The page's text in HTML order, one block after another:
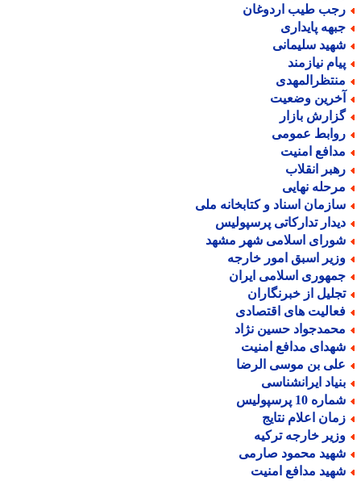
طیب اردوغان
پایداری
سلیمانی
نیازمند
وضعیت
بازار
عمومی
امنیت
انقلاب
نهایی
اسناد و کتابخانه ملی
تدارکاتی پرسپولیس
اسلامی شهر مشهد
اسبق امور خارجه
اسلامی ایران
از خبرنگاران
های اقتصادی
حسین نژاد
مدافع امنیت
بن موسی الرضا
ایرانشناسی
10 پرسپولیس
اعلام نتایج
خارجه ترکیه
محمود صارمی
مدافع امنیت